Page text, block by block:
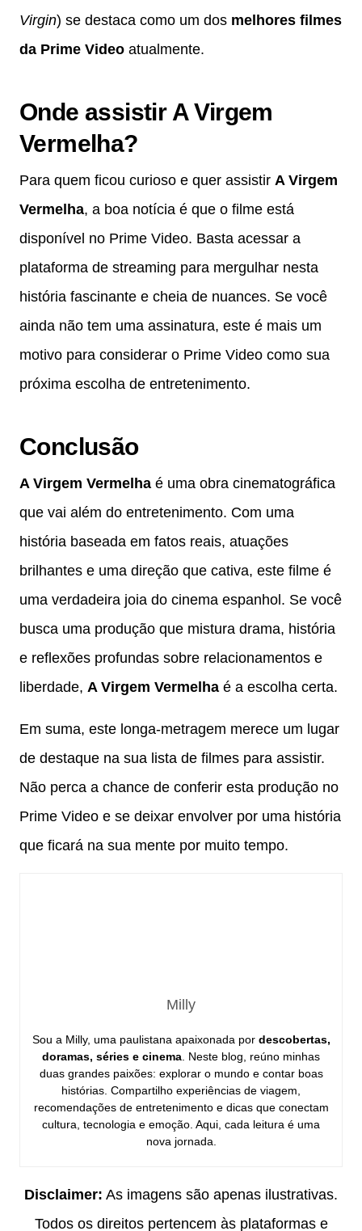
Virgin) se destaca como um dos melhores filmes
da Prime Video atualmente.
Onde assistir A Virgem
Vermelha?
Para quem ficou curioso e quer assistir A Virgem
Vermelha, a boa notícia é que o filme está
disponível no Prime Video. Basta acessar a
plataforma de streaming para mergulhar nesta
história fascinante e cheia de nuances. Se você
ainda não tem uma assinatura, este é mais um
motivo para considerar o Prime Video como sua
próxima escolha de entretenimento.
Conclusão
A Virgem Vermelha é uma obra cinematográfica
que vai além do entretenimento. Com uma
história baseada em fatos reais, atuações
brilhantes e uma direção que cativa, este filme é
uma verdadeira joia do cinema espanhol. Se você
busca uma produção que mistura drama, história
e reflexões profundas sobre relacionamentos e
liberdade, A Virgem Vermelha é a escolha certa.
Em suma, este longa-metragem merece um lugar
de destaque na sua lista de filmes para assistir.
Não perca a chance de conferir esta produção no
Prime Video e se deixar envolver por uma história
que ficará na sua mente por muito tempo.
Milly
Sou a Milly, uma paulistana apaixonada por descobertas,
doramas, séries e cinema . Neste blog, reúno minhas
duas grandes paixões: explorar o mundo e contar boas
histórias. Compartilho experiências de viagem,
recomendações de entretenimento e dicas que conectam
cultura, tecnologia e emoção. Aqui, cada leitura é uma
nova jornada.
Disclaimer: As imagens são apenas ilustrativas.
Todos os direitos pertencem às plataformas e